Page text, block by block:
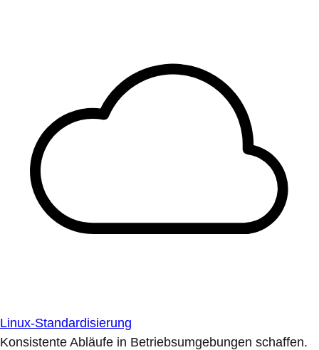
Linux-Standardisierung
Konsistente Abläufe in Betriebsumgebungen schaffen.